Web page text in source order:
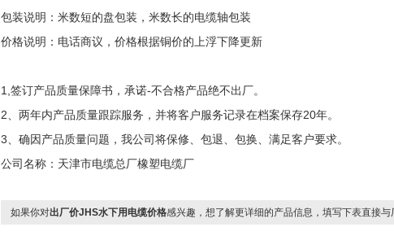
包装说明：米数短的盘包装，米数长的电缆轴包装
价格说明：电话商议，价格根据铜价的上浮下降更新
1,签订产品质量保障书，承诺-不合格产品绝不出厂。
2、两年内产品质量跟踪服务，并将客户服务记录在档案保存20年。
3、确因产品质量问题，我公司将保修、包退、包换、满足客户要求。
公司名称：天津市电缆总厂橡塑电缆厂
如果你对出厂价JHS水下用电缆价格感兴趣，想了解更详细的产品信息，填写下表直接与